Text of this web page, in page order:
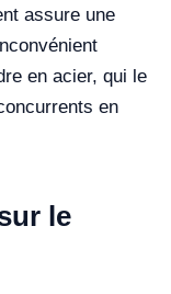
assure une
en acier, qui le
en
le